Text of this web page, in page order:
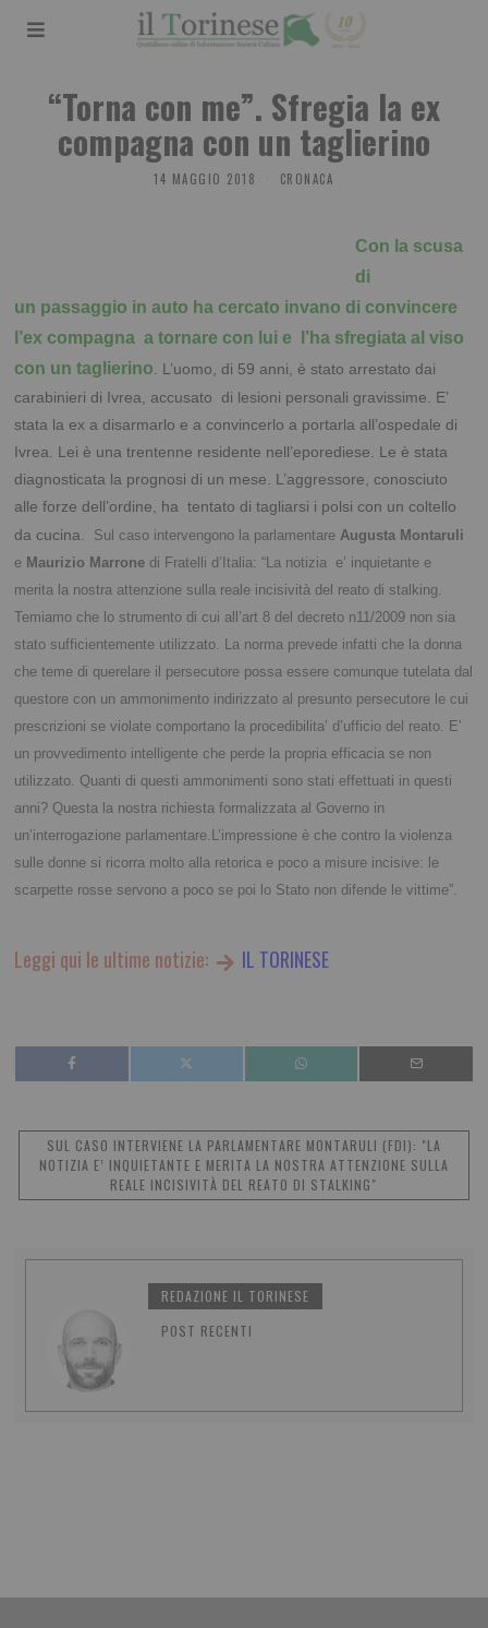
“Torna con me”. Sfregia la ex
compagna con un taglierino
14 MAGGIO 2018 CRONACA
Con la scusa
di
un passaggio in auto ha cercato invano di convincere
l’ex compagna a tornare con lui e l’ha sfregiata al viso
con un taglierino. L’uomo, di 59 anni, è stato arrestato dai
carabinieri di Ivrea, accusato di lesioni personali gravissime. E’
stata la ex a disarmarlo e a convincerlo a portarla all’ospedale di
Ivrea. Lei è una trentenne residente nell’eporediese. Le è stata
diagnosticata la prognosi di un mese. L’aggressore, conosciuto
alle forze dell’ordine, ha tentato di tagliarsi i polsi con un coltello
da cucina.
Sul caso intervengono la parlamentareAugusta Montaruli
e Maurizio Marrone di Fratelli d’Italia: “La notizia e’ inquietante e
merita la nostra attenzione sulla reale incisività del reato di stalking.
Temiamo che lo strumento di cui all’art 8 del decreto n11/2009 non sia
stato sufficientemente utilizzato. La norma prevede infatti che la donna
che teme di querelare il persecutore possa essere comunque tutelata dal
questore con un ammonimento indirizzato al presunto persecutore le cui
prescrizioni se violate comportano la procedibilita’ d’ufficio del reato. E’
un provvedimento intelligente che perde la propria efficacia se non
utilizzato. Quanti di questi ammonimenti sono stati effettuati in questi
anni? Questa la nostra richiesta formalizzata al Governo in
un’interrogazione parlamentare. L’impressione è che contro la violenza
sulle donne si ricorra molto alla retorica e poco a misure incisive: le
scarpette rosse servono a poco se poi lo Stato non difende le vittime”.
Leggi qui le ultime notizie: IL TORINESE
SUL CASO INTERVIENE LA PARLAMENTARE MONTARULI (FDI): "LA
NOTIZIA E’ INQUIETANTE E MERITA LA NOSTRA ATTENZIONE SULLA
REALE INCISIVITÀ DEL REATO DI STALKING"
REDAZIONE IL TORINESE
POST RECENTI